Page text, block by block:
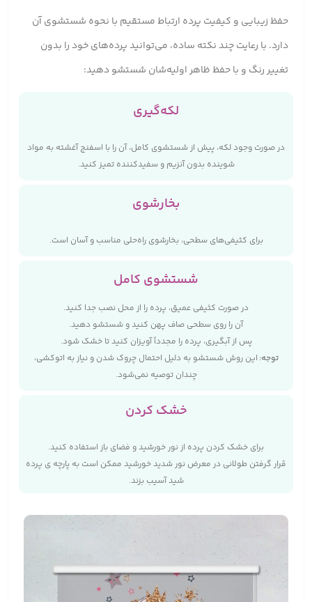
حفظ زیبایی و کیفیت پرده ارتباط مستقیم با نحوه شستشوی آن
دارد. با رعایت چند نکته ساده، می‌توانید پرده‌های خود را بدون
تغییر رنگ و با حفظ ظاهر اولیه‌شان شستشو دهید:
لکه‌گیری
در صورت وجود لکه، پیش از شستشوی کامل، آن را با اسفنج آغشته به مواد
شوینده بدون آنزیم و سفیدکننده تمیز کنید.
بخارشوی
برای کثیفی‌های سطحی، بخارشوی راه‌حلی مناسب و آسان است.
شستشوی کامل
در صورت کثیفی عمیق، پرده را از محل نصب جدا کنید.
آن را روی سطحی صاف پهن کنید و شستشو دهید.
پس از آبگیری، پرده را مجدداً آویزان کنید تا خشک شود.
توجه: این روش شستشو به دلیل احتمال چروک شدن و نیاز به اتوکشی،
چندان توصیه نمی‌شود.
خشک کردن
برای خشک کردن پرده از نور خورشید و فضای باز استفاده کنید.
قرار گرفتن طولانی در معرض نور شدید خورشید ممکن است به پارچه‌ ی پرده
شید آسیب بزند.